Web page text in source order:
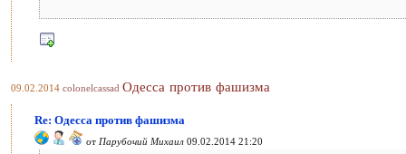
09.02.2014 colonelcassad Одесса против фашизма
Re: Одесса против фашизма
от Парубочий Михаил 09.02.2014 21:20